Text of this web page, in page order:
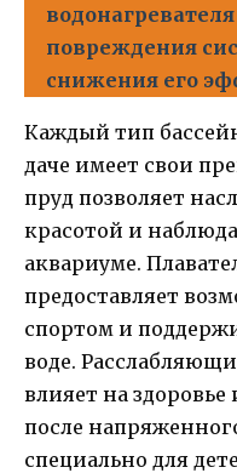
водонагревателя
повреждения
снижения его
Каждый тип
даче имеет свои
пруд позволяет
красотой и
аквариуме.
предоставляет
спортом и
воде.
влияет на здоровье
после
специально для